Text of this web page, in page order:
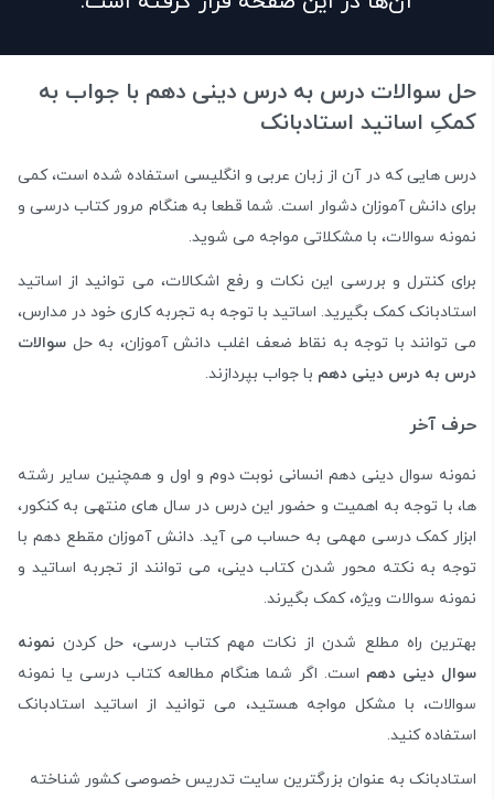
حل سوالات درس به درس دینی دهم با جواب به
کمکِ اساتید استادبانک
درس هایی که در آن از زبان عربی و انگلیسی استفاده شده است، کمی
برای دانش آموزان دشوار است. شما قطعا به هنگام مرور کتاب درسی و
نمونه سوالات، با مشکلاتی مواجه می شوید.
برای کنترل و بررسی این نکات و رفع اشکالات، می توانید از اساتید
استادبانک کمک بگیرید. اساتید با توجه به تجربه کاری خود در مدارس،
می توانند با توجه به نقاط ضعف اغلب دانش آموزان، به حل سوالات
درس به درس دینی دهم با جواب بپردازند.
حرف آخر
نمونه سوال دینی دهم انسانی نوبت دوم و اول و همچنین سایر رشته
ها، با توجه به اهمیت و حضور این درس در سال های منتهی به کنکور،
ابزار کمک درسی مهمی به حساب می آید. دانش آموزان مقطع دهم با
توجه به نکته محور شدن کتاب دینی، می توانند از تجربه اساتید و
نمونه سوالات ویژه، کمک بگیرند.
بهترین راه مطلع شدن از نکات مهم کتاب درسی، حل کردن نمونه
سوال دینی دهم است. اگر شما هنگام مطالعه کتاب درسی یا نمونه
سوالات، با مشکل مواجه هستید، می توانید از اساتید استادبانک
استفاده کنید.
استادبانک به عنوان بزرگترین سایت تدریس خصوصی کشور شناخته